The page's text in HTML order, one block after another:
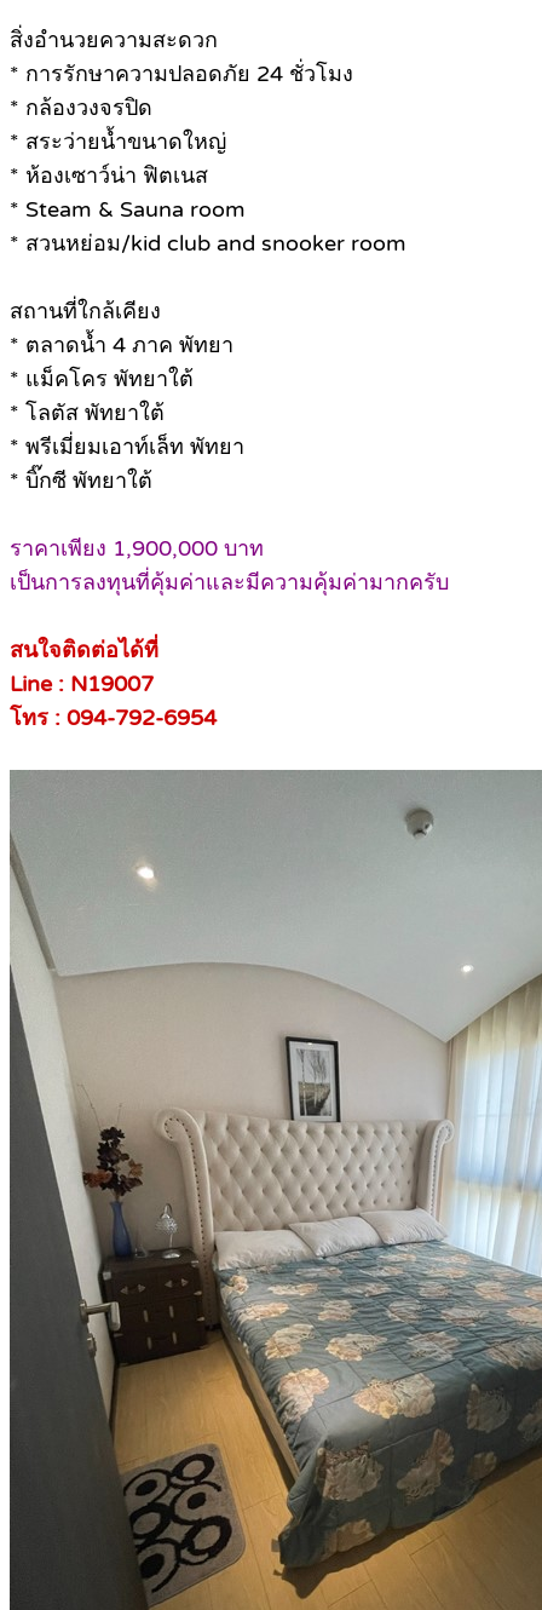
สิ่งอำนวยความสะดวก
* การรักษาความปลอดภัย 24 ชั่วโมง
* กล้องวงจรปิด
* สระว่ายน้ำขนาดใหญ่
* ห้องเซาว์น่า ฟิตเนส
* Steam & Sauna room
* สวนหย่อม/kid club and snooker room
สถานที่ใกล้เคียง
* ตลาดน้ำ 4 ภาค พัทยา
* แม็คโคร พัทยาใต้
* โลตัส พัทยาใต้
* พรีเมี่ยมเอาท์เล็ท พัทยา
* บิ๊กซี พัทยาใต้
ราคาเพียง 1,900,000 บาท
เป็นการลงทุนที่คุ้มค่าและมีความคุ้มค่ามากครับ
สนใจติดต่อได้ที่
Line : N19007
โทร : 094-792-6954